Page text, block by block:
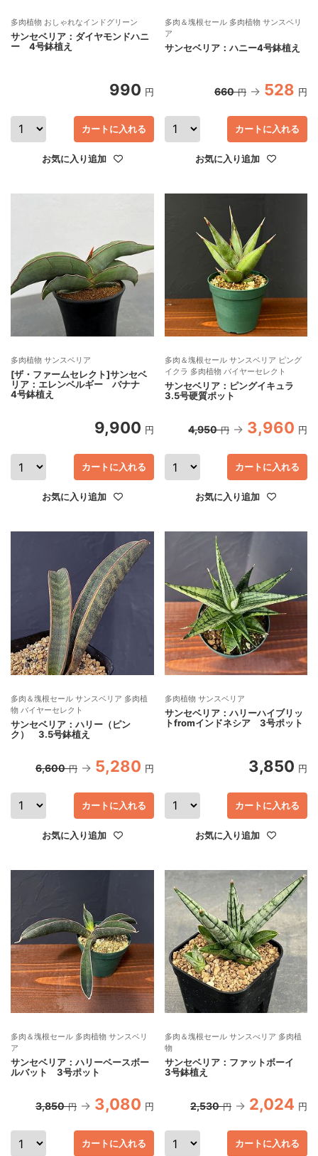
多肉植物 おしゃれなインドグリーン
サンセベリア：ダイヤモンドハニ
ー 4号鉢植え
990 円
お気に入り追加
カートに入れる
多肉＆塊根セール 多肉植物 サンスベリ
ア
サンセベリア：ハニー4号鉢植え
660 円 528 円
お気に入り追加
カートに入れる
多肉植物 サンスベリア
[ザ・ファームセレクト]サンセベ
リア：エレンベルギー バナナ
4号鉢植え
9,900 円
お気に入り追加
カートに入れる
多肉＆塊根セール サンスベリア ピング
イクラ 多肉植物 バイヤーセレクト
サンセベリア：ピングイキュラ
3.5号硬質ポット
4,950 円 3,960 円
お気に入り追加
カートに入れる
多肉＆塊根セール サンスベリア 多肉植
物 バイヤーセレクト
サンセベリア：ハリー（ピン
ク） 3.5号鉢植え
6,600 円 5,280 円
お気に入り追加
カートに入れる
多肉植物 サンスベリア
サンセベリア：ハリーハイブリッ
トfromインドネシア 3号ポット
3,850 円
お気に入り追加
カートに入れる
多肉＆塊根セール 多肉植物 サンスベリ
ア
サンセベリア：ハリーベースボー
ルバット 3号ポット
3,850 円 3,080 円
カートに入れる
多肉＆塊根セール サンスべリア 多肉植
物
サンセベリア：ファットボーイ
3号鉢植え
2,530 円 2,024 円
カートに入れる